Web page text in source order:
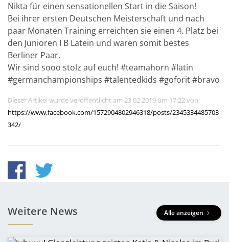
Nikta für einen sensationellen Start in die Saison!
Bei ihrer ersten Deutschen Meisterschaft und nach
paar Monaten Training erreichten sie einen 4. Platz bei
den Junioren I B Latein und waren somit bestes
Berliner Paar.
Wir sind sooo stolz auf euch! #teamahorn #latin
#germanchampionships #talentedkids #goforit #bravo
Dieser Artikel wurde veröffentlicht am 23.02.2019 um 17:22 von:
https://www.facebook.com/1572904802946318/posts/2345334485703
342/
Weitere News Alle anzeigen